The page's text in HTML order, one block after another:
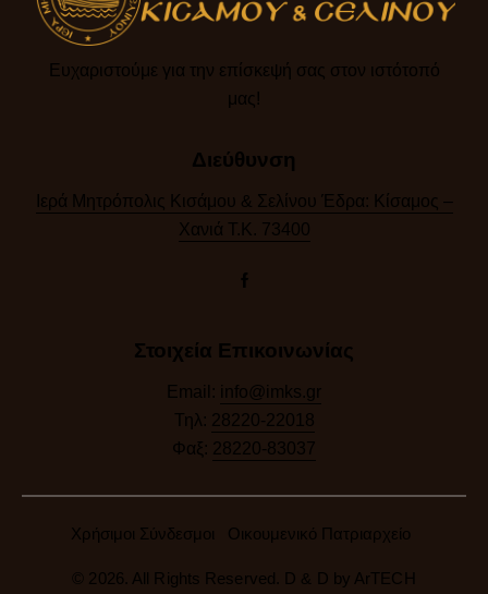
Ευχαριστούμε για την επίσκεψή σας στον ιστότοπό
μας!​
Διεύθυνση
Ιερά Μητρόπολις Κισάμου & Σελίνου Έδρα: Κίσαμος –
Χανιά Τ.Κ. 73400
Στοιχεία Επικοινωνίας
Email: info@imks.gr
Τηλ: 28220-22018
Φαξ: 28220-83037
Χρήσιμοι Σύνδεσμοι Οικουμενικό Πατριαρχείο
© 2026. All Rights Reserved. D & D by ArTECH